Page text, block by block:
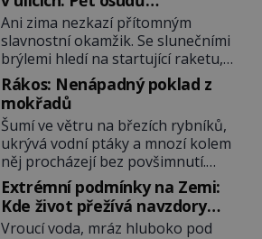
nejslavnějších raketoplánů
Ani zima nezkazí přítomným
slavnostní okamžik. Se slunečními
brýlemi hledí na startující raketu,
která má do vesmíru vynést kromě
posádky také obyčejnou učitelku.
Po několika sekundách všem
ztuhnou úsměvy, stroj totiž
exploduje. Jejich konstrukce není
z levného kraje, daňové poplatníky
stojí miliardy dolarů. Na druhou
stranu zvládnou jen představitelné
věci. Na malé kousky Název:
Rákos: Nenápadný poklad z
mokřadů
Šumí ve větru na březích rybníků,
ukrývá vodní ptáky a mnozí kolem
něj procházejí bez povšimnutí.
Přesto právě rákos pomáhal stavět
domy, vyrábět lodě, zapisovat první
texty a inspiroval řadu pověstí.
Tato skromná, ale užitečná
Extrémní podmínky na Zemi:
Kde život přežívá navzdory
všemu
Vroucí voda, mráz hluboko pod